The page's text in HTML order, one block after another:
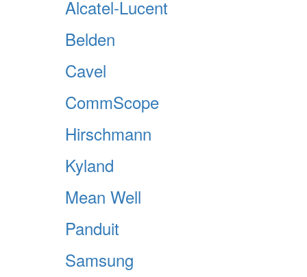
Alcatel-Lucent
Belden
Cavel
CommScope
Hirschmann
Kyland
Mean Well
Panduit
Samsung